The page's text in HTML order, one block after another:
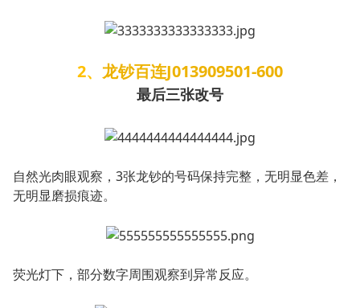
2、 龙钞百连J013909501-600
最后三张改号
自然光肉眼观察，3张龙钞的号码保持完整，无明显色差，
无明显磨损痕迹。
荧光灯下，部分数字周围观察到异常反应。